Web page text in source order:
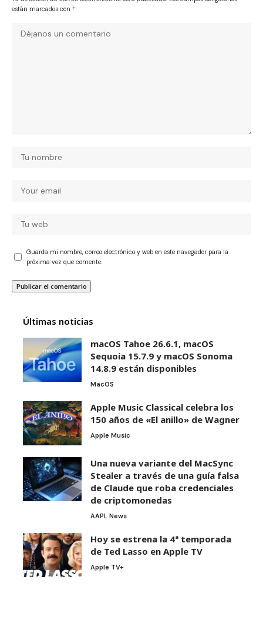
están marcados con *
Guarda mi nombre, correo electrónico y web en este navegador para la
próxima vez que comente.
Últimas noticias
macOS Tahoe 26.6.1, macOS
Sequoia 15.7.9 y macOS Sonoma
14.8.9 están disponibles
MacOS
Apple Music Classical celebra los
150 años de «El anillo» de Wagner
Apple Music
Una nueva variante del MacSync
Stealer a través de una guía falsa
de Claude que roba credenciales
de criptomonedas
AAPL News
Hoy se estrena la 4ª temporada
de Ted Lasso en Apple TV
Apple TV+